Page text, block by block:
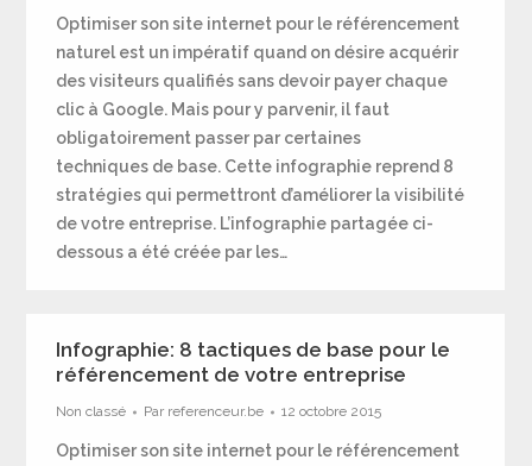
Optimiser son site internet pour le référencement
naturel est un impératif quand on désire acquérir
des visiteurs qualifiés sans devoir payer chaque
clic à Google. Mais pour y parvenir, il faut
obligatoirement passer par certaines
techniques de base. Cette infographie reprend 8
stratégies qui permettront d’améliorer la visibilité
de votre entreprise. L’infographie partagée ci-
dessous a été créée par les…
Infographie: 8 tactiques de base pour le
référencement de votre entreprise
Non classé Par referenceur.be 12 octobre 2015
Optimiser son site internet pour le référencement